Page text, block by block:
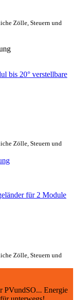
Zölle, Steuern und
bis 20° verstellbare
Zölle, Steuern und
für 2 Module
Zölle, Steuern und
PVundSO... Energie